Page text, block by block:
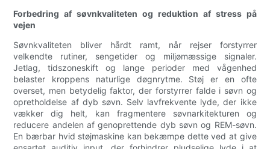
Forbedring af søvnkvaliteten og reduktion af stress på
vejen
Søvnkvaliteten bliver hårdt ramt, når rejser forstyrrer
velkendte rutiner, sengetider og miljømæssige signaler.
Jetlag, tidszoneskift og lange perioder med vågenhed
belaster kroppens naturlige døgnrytme. Støj er en ofte
overset, men betydelig faktor, der forstyrrer falde i søvn og
opretholdelse af dyb søvn. Selv lavfrekvente lyde, der ikke
vækker dig helt, kan fragmentere søvnarkitekturen og
reducere andelen af ​​genoprettende dyb søvn og REM-søvn.
En bærbar hvid støjmaskine kan bekæmpe dette ved at give